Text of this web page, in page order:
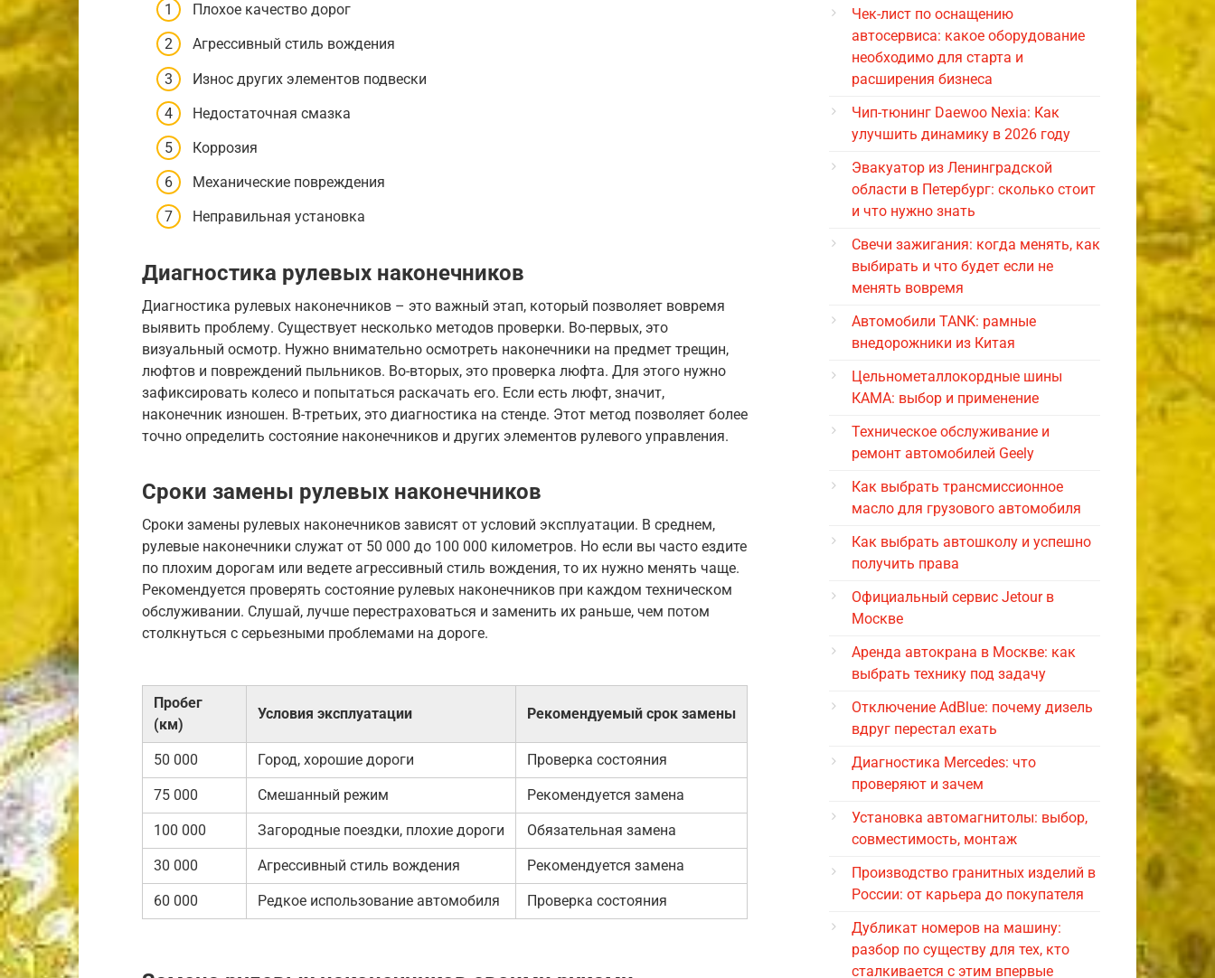
Плохое качество дорог
Агрессивный стиль вождения
Износ других элементов подвески
Недостаточная смазка
Коррозия
Механические повреждения
Неправильная установка
Диагностика рулевых наконечников
Диагностика рулевых наконечников – это важный этап, который позволяет вовремя
выявить проблему. Существует несколько методов проверки. Во-первых, это
визуальный осмотр. Нужно внимательно осмотреть наконечники на предмет трещин,
люфтов и повреждений пыльников. Во-вторых, это проверка люфта. Для этого нужно
зафиксировать колесо и попытаться раскачать его. Если есть люфт, значит,
наконечник изношен. В-третьих, это диагностика на стенде. Этот метод позволяет более
точно определить состояние наконечников и других элементов рулевого управления.
Сроки замены рулевых наконечников
Сроки замены рулевых наконечников зависят от условий эксплуатации. В среднем,
рулевые наконечники служат от 50 000 до 100 000 километров. Но если вы часто ездите
по плохим дорогам или ведете агрессивный стиль вождения, то их нужно менять чаще.
Рекомендуется проверять состояние рулевых наконечников при каждом техническом
обслуживании. Слушай, лучше перестраховаться и заменить их раньше, чем потом
столкнуться с серьезными проблемами на дороге.
Пробег
(км)
Условия эксплуатации Рекомендуемый срок замены
50 000 Город, хорошие дороги Проверка состояния
75 000 Смешанный режим Рекомендуется замена
100 000 Загородные поездки, плохие дороги Обязательная замена
30 000 Агрессивный стиль вождения Рекомендуется замена
60 000 Редкое использование автомобиля Проверка состояния
Чек-лист по оснащению
автосервиса: какое оборудование
необходимо для старта и
расширения бизнеса
Чип-тюнинг Daewoo Nexia: Как
улучшить динамику в 2026 году
Эвакуатор из Ленинградской
области в Петербург: сколько стоит
и что нужно знать
Свечи зажигания: когда менять, как
выбирать и что будет если не
менять вовремя
Автомобили TANK: рамные
внедорожники из Китая
Цельнометаллокордные шины
КАМА: выбор и применение
Техническое обслуживание и
ремонт автомобилей Geely
Как выбрать трансмиссионное
масло для грузового автомобиля
Как выбрать автошколу и успешно
получить права
Официальный сервис Jetour в
Москве
Аренда автокрана в Москве: как
выбрать технику под задачу
Отключение AdBlue: почему дизель
вдруг перестал ехать
Диагностика Mercedes: что
проверяют и зачем
Установка автомагнитолы: выбор,
совместимость, монтаж
Производство гранитных изделий в
России: от карьера до покупателя
Дубликат номеров на машину:
разбор по существу для тех, кто
сталкивается с этим впервые